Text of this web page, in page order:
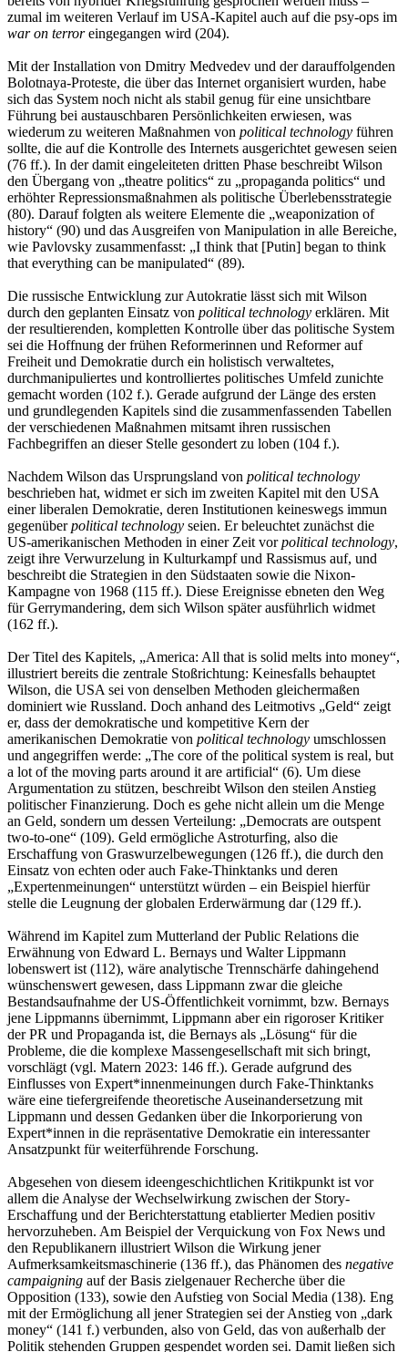
zumal im weiteren Verlauf im USA-Kapitel auch auf die psy-ops im
war on terroreingegangen wird (204).
Mit der Installation von Dmitry Medvedev und der darauffolgenden
Bolotnaya-Proteste, die über das Internet organisiert wurden, habe
sich das System noch nicht als stabil genug für eine unsichtbare
Führung bei austauschbaren Persönlichkeiten erwiesen, was
wiederum zu weiteren Maßnahmen von political technology führen
sollte, die auf die Kontrolle des Internets ausgerichtet gewesen seien
(76 ff.). In der damit eingeleiteten dritten Phase beschreibt Wilson
den Übergang von „theatre politics“ zu „propaganda politics“ und
erhöhter Repressionsmaßnahmen als politische Überlebensstrategie
(80). Darauf folgten als weitere Elemente die „weaponization of
history“ (90) und das Ausgreifen von Manipulation in alle Bereiche,
wie Pavlovsky zusammenfasst: „I think that [Putin] began to think
that everything can be manipulated“ (89).
Die russische Entwicklung zur Autokratie lässt sich mit Wilson
durch den geplanten Einsatz von political technology erklären. Mit
der resultierenden, kompletten Kontrolle über das politische System
sei die Hoffnung der frühen Reformerinnen und Reformer auf
Freiheit und Demokratie durch ein holistisch verwaltetes,
durchmanipuliertes und kontrolliertes politisches Umfeld zunichte
gemacht worden (102 f.). Gerade aufgrund der Länge des ersten
und grundlegenden Kapitels sind die zusammenfassenden Tabellen
der verschiedenen Maßnahmen mitsamt ihren russischen
Fachbegriffen an dieser Stelle gesondert zu loben (104 f.).
Nachdem Wilson das Ursprungsland von political technology
beschrieben hat, widmet er sich im zweiten Kapitel mit den USA
einer liberalen Demokratie, deren Institutionen keineswegs immun
gegenüberpolitical technology seien. Er beleuchtet zunächst die
US-amerikanischen Methoden in einer Zeit vorpolitical technology,
zeigt ihre Verwurzelung in Kulturkampf und Rassismus auf, und
beschreibt die Strategien in den Südstaaten sowie die Nixon-
Kampagne von 1968 (115 ff.). Diese Ereignisse ebneten den Weg
für Gerrymandering, dem sich Wilson später ausführlich widmet
(162 ff.).
Der Titel des Kapitels, „America: All that is solid melts into money“,
illustriert bereits die zentrale Stoßrichtung: Keinesfalls behauptet
Wilson, die USA sei von denselben Methoden gleichermaßen
dominiert wie Russland. Doch anhand des Leitmotivs „Geld“ zeigt
er, dass der demokratische und kompetitive Kern der
amerikanischen Demokratie von political technology umschlossen
und angegriffen werde: „The core of the political system is real, but
a lot of the moving parts around it are artificial“ (6). Um diese
Argumentation zu stützen, beschreibt Wilson den steilen Anstieg
politischer Finanzierung. Doch es gehe nicht allein um die Menge
an Geld, sondern um dessen Verteilung: „Democrats are outspent
two-to-one“ (109). Geld ermögliche Astroturfing, also die
Erschaffung von Graswurzelbewegungen (126 ff.), die durch den
Einsatz von echten oder auch Fake-Thinktanks und deren
„Expertenmeinungen“ unterstützt würden – ein Beispiel hierfür
stelle die Leugnung der globalen Erderwärmung dar (129 ff.).
Während im Kapitel zum Mutterland der Public Relations die
Erwähnung von Edward L. Bernays und Walter Lippmann
lobenswert ist (112), wäre analytische Trennschärfe dahingehend
wünschenswert gewesen, dass Lippmann zwar die gleiche
Bestandsaufnahme der US-Öffentlichkeit vornimmt, bzw. Bernays
jene Lippmanns übernimmt, Lippmann aber ein rigoroser Kritiker
der PR und Propaganda ist, die Bernays als „Lösung“ für die
Probleme, die die komplexe Massengesellschaft mit sich bringt,
vorschlägt (vgl. Matern 2023: 146 ff.). Gerade aufgrund des
Einflusses von Expert*innenmeinungen durch Fake-Thinktanks
wäre eine tiefergreifende theoretische Auseinandersetzung mit
Lippmann und dessen Gedanken über die Inkorporierung von
Expert*innen in die repräsentative Demokratie ein interessanter
Ansatzpunkt für weiterführende Forschung.
Abgesehen von diesem ideengeschichtlichen Kritikpunkt ist vor
allem die Analyse der Wechselwirkung zwischen der Story-
Erschaffung und der Berichterstattung etablierter Medien positiv
hervorzuheben. Am Beispiel der Verquickung von Fox News und
den Republikanern illustriert Wilson die Wirkung jener
Aufmerksamkeitsmaschinerie (136 ff.), das Phänomen des negative
campaigning auf der Basis zielgenauer Recherche über die
Opposition (133), sowie den Aufstieg von Social Media (138). Eng
mit der Ermöglichung all jener Strategien sei der Anstieg von „dark
money“ (141 f.) verbunden, also von Geld, das von außerhalb der
Politik stehenden Gruppen gespendet worden sei. Damit ließen sich